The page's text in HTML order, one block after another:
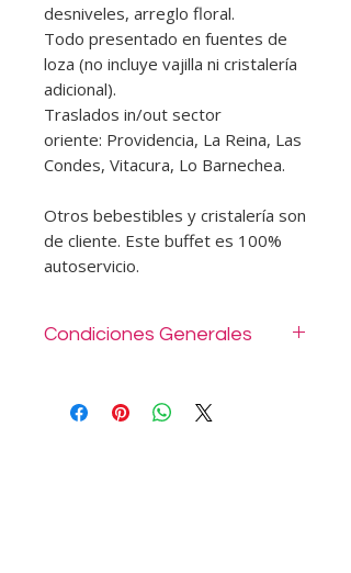
desniveles, arreglo floral.
Todo presentado en fuentes de
loza (no incluye vajilla ni cristalería
adicional).
Traslados in/out sector
oriente: Providencia, La Reina, Las
Condes, Vitacura, Lo Barnechea.
Otros bebestibles y cristalería son
de cliente. Este buffet es 100%
autoservicio.
Condiciones Generales
desmontaje de mesa buffet con
mantelería, decoración, flores y